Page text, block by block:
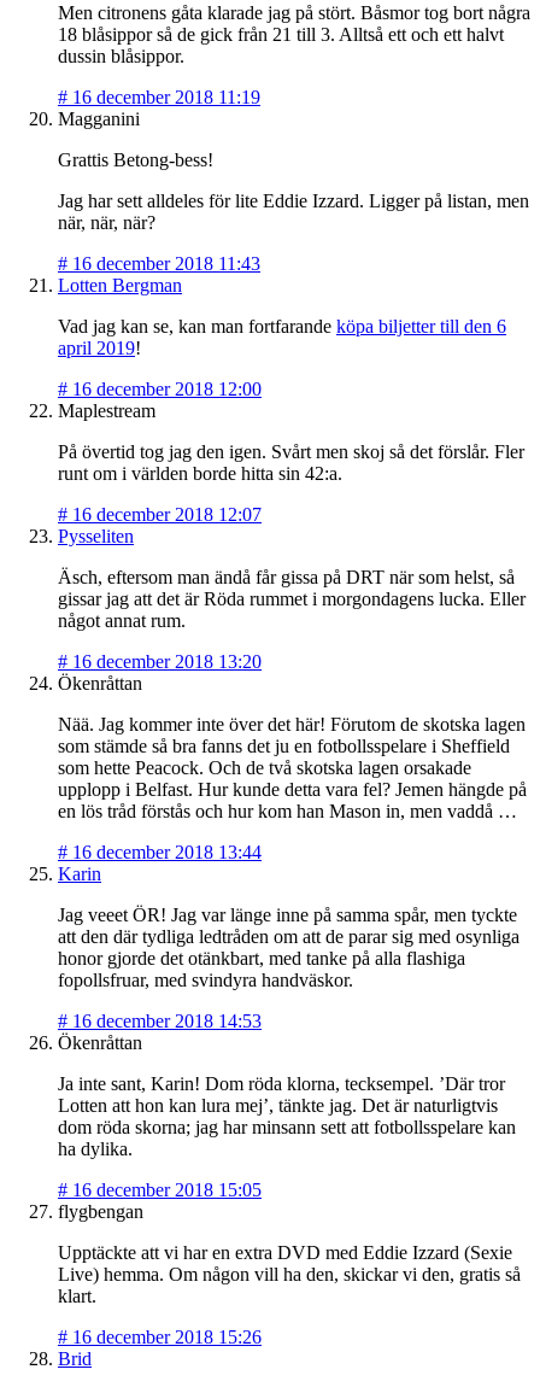
Men citronens gåta klarade jag på stört. Båsmor tog bort några
18 blåsippor så de gick från 21 till 3. Alltså ett och ett halvt
dussin blåsippor.
# 16 december 2018 11:19
Magganini
Grattis Betong-bess!
Jag har sett alldeles för lite Eddie Izzard. Ligger på listan, men
när, när, när?
# 16 december 2018 11:43
Lotten Bergman
Vad jag kan se, kan man fortfarande köpa biljetter till den 6
april 2019!
# 16 december 2018 12:00
Maplestream
På övertid tog jag den igen. Svårt men skoj så det förslår. Fler
runt om i världen borde hitta sin 42:a.
# 16 december 2018 12:07
Pysseliten
Äsch, eftersom man ändå får gissa på DRT när som helst, så
gissar jag att det är Röda rummet i morgondagens lucka. Eller
något annat rum.
# 16 december 2018 13:20
Ökenråttan
Nää. Jag kommer inte över det här! Förutom de skotska lagen
som stämde så bra fanns det ju en fotbollsspelare i Sheffield
som hette Peacock. Och de två skotska lagen orsakade
upplopp i Belfast. Hur kunde detta vara fel? Jemen hängde på
en lös tråd förstås och hur kom han Mason in, men vaddå …
# 16 december 2018 13:44
Karin
Jag veeet ÖR! Jag var länge inne på samma spår, men tyckte
att den där tydliga ledtråden om att de parar sig med osynliga
honor gjorde det otänkbart, med tanke på alla flashiga
fopollsfruar, med svindyra handväskor.
# 16 december 2018 14:53
Ökenråttan
Ja inte sant, Karin! Dom röda klorna, tecksempel. ’Där tror
Lotten att hon kan lura mej’, tänkte jag. Det är naturligtvis
dom röda skorna; jag har minsann sett att fotbollsspelare kan
ha dylika.
# 16 december 2018 15:05
flygbengan
Upptäckte att vi har en extra DVD med Eddie Izzard (Sexie
Live) hemma. Om någon vill ha den, skickar vi den, gratis så
klart.
# 16 december 2018 15:26
Brid